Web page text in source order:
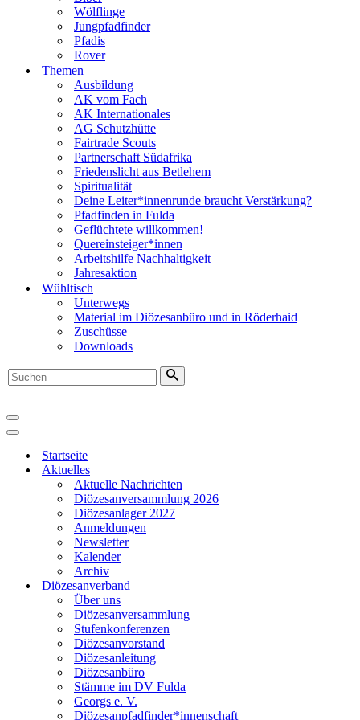
Wölflinge
Jungpfadfinder
Pfadis
Rover
Themen
Ausbildung
AK vom Fach
AK Internationales
AG Schutzhütte
Fairtrade Scouts
Partnerschaft Südafrika
Friedenslicht aus Betlehem
Spiritualität
Deine Leiter*innenrunde braucht Verstärkung?
Pfadfinden in Fulda
Geflüchtete willkommen!
Quereinsteiger*innen
Arbeitshilfe Nachhaltigkeit
Jahresaktion
Wühltisch
Unterwegs
Material im Diözesanbüro und in Röderhaid
Zuschüsse
Downloads
Suchen
nach …
Navigationsmenü
Navigationsmenü
Startseite
Aktuelles
Aktuelle Nachrichten
Diözesanversammlung 2026
Diözesanlager 2027
Anmeldungen
Newsletter
Kalender
Archiv
Diözesanverband
Über uns
Diözesanversammlung
Stufenkonferenzen
Diözesanvorstand
Diözesanleitung
Diözesanbüro
Stämme im DV Fulda
Georgs e. V.
Diözesanpfadfinder*innenschaft